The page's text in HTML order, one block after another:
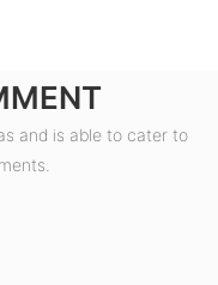
and is able to cater to